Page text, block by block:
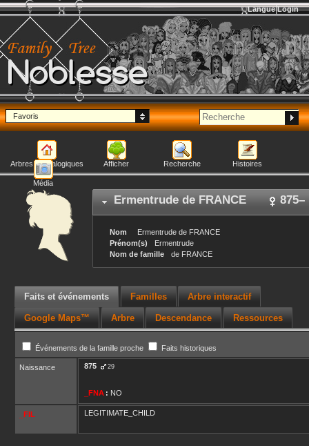
Noblesse
Langue Login
Favoris
Arbres généalogiques Afficher Recherche Histoires
Média
Ermentrude de FRANCE 875–
Nom Ermentrude de FRANCE
Prénom(s)
Ermentrude
Nom de famille
de FRANCE
Faits et événements Familles Arbre interactif
Google Maps™ Arbre Descendance Ressources
Événements de la famille proche Faits historiques
Naissance 875 29
_FNA : NO
_FIL LEGITIMATE_CHILD